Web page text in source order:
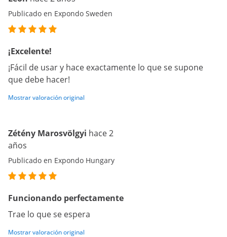
Publicado en Expondo Sweden
¡Excelente!
¡Fácil de usar y hace exactamente lo que se supone
que debe hacer!
Mostrar valoración original
Zétény Marosvölgyi hace 2
años
Publicado en Expondo Hungary
Funcionando perfectamente
Trae lo que se espera
Mostrar valoración original